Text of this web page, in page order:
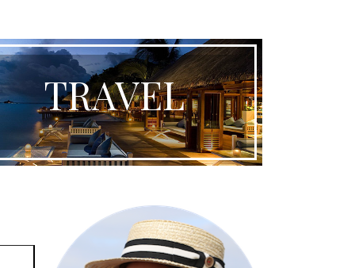
TRAVEL